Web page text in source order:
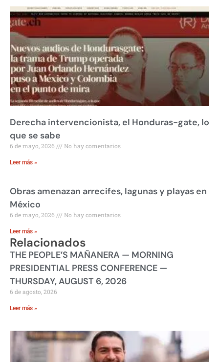
Derecha intervencionista, el Honduras-gate, lo
que se sabe
6 de mayo, 2026 No hay comentarios
Leer más »
Obras amenazan arrecifes, lagunas y playas en
México
6 de mayo, 2026 No hay comentarios
Leer más »
Relacionados
THE PEOPLE’S MAÑANERA — MORNING
PRESIDENTIAL PRESS CONFERENCE —
THURSDAY, AUGUST 6, 2026
6 de agosto, 2026
Leer más »